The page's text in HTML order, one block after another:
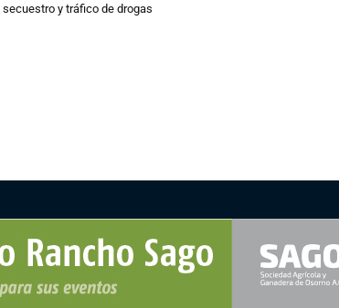
secuestro y tráfico de drogas